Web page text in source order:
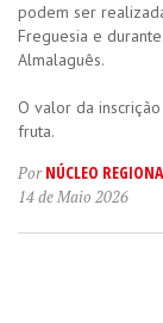
podem ser
Freguesia e
Almalaguês.
O valor da
fruta.
PorNÚCLEO
14 de Maio 2026